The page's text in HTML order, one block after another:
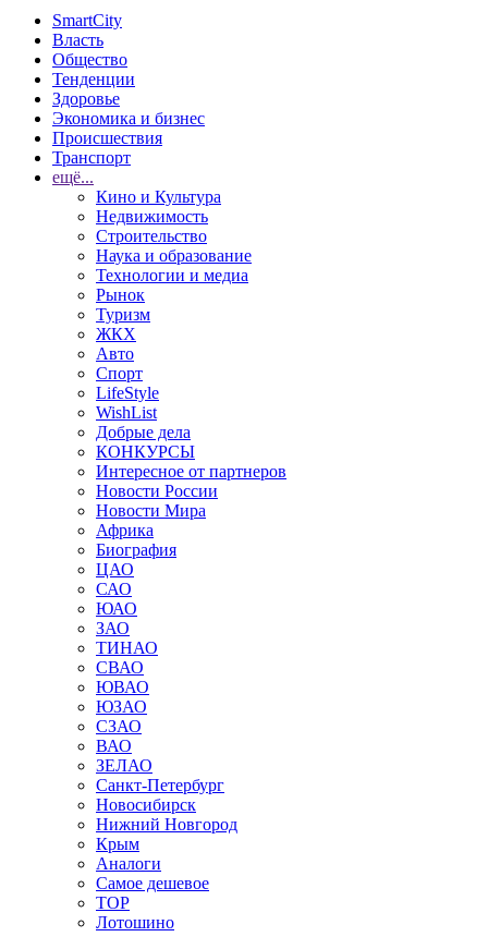
SmartCity
Власть
Общество
Тенденции
Здоровье
Экономика и бизнес
Происшествия
Транспорт
ещё...
Кино и Культура
Недвижимость
Строительство
Наука и образование
Технологии и медиа
Рынок
Туризм
ЖКХ
Авто
Спорт
LifeStyle
WishList
Добрые дела
КОНКУРСЫ
Интересное от партнеров
Новости России
Новости Мира
Африка
Биография
ЦАО
САО
ЮАО
ЗАО
ТИНАО
СВАО
ЮВАО
ЮЗАО
СЗАО
ВАО
ЗЕЛАО
Санкт-Петербург
Новосибирск
Нижний Новгород
Крым
Аналоги
Самое дешевое
TOP
Лотошино